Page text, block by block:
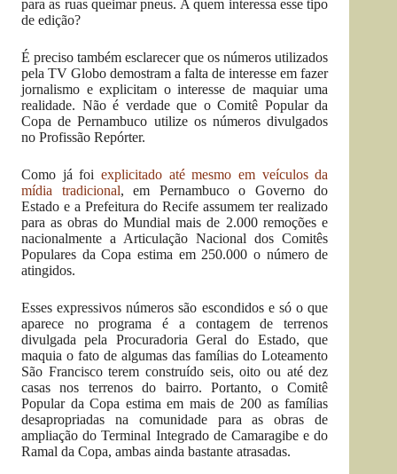
para as ruas queimar pneus. A quem interessa esse tipo
de edição?
É preciso também esclarecer que os números utilizados
pela TV Globo demostram a falta de interesse em fazer
jornalismo e explicitam o interesse de maquiar uma
realidade. Não é verdade que o Comitê Popular da
Copa de Pernambuco utilize os números divulgados
no Profissão Repórter.
Como já foi explicitado até mesmo em veículos da
mídia tradicional, em Pernambuco o Governo do
Estado e a Prefeitura do Recife assumem ter realizado
para as obras do Mundial mais de 2.000 remoções e
nacionalmente a Articulação Nacional dos Comitês
Populares da Copa estima em 250.000 o número de
atingidos.
Esses expressivos números são escondidos e só o que
aparece no programa é a contagem de terrenos
divulgada pela Procuradoria Geral do Estado, que
maquia o fato de algumas das famílias do Loteamento
São Francisco terem construído seis, oito ou até dez
casas nos terrenos do bairro. Portanto, o Comitê
Popular da Copa estima em mais de 200 as famílias
desapropriadas na comunidade para as obras de
ampliação do Terminal Integrado de Camaragibe e do
Ramal da Copa, ambas ainda bastante atrasadas.